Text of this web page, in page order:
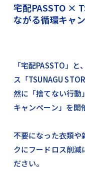
宅配PASSTO ×
ながる循環キャ
「宅配PASSTO」
ス「TSUNAGU
然に「捨てない行動
キャンペーン」を開
不要になった衣類や
クにフードロス削減
ださい。